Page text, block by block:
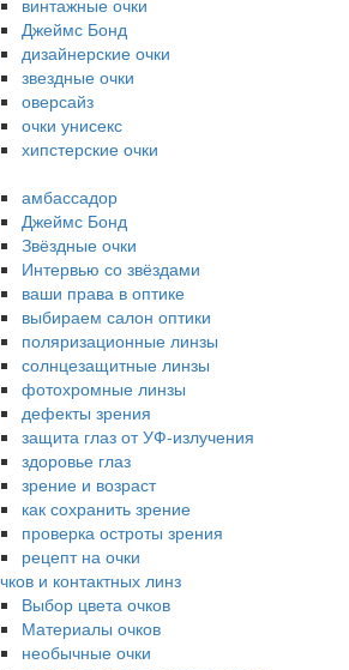
винтажные очки
Джеймс Бонд
дизайнерские очки
звездные очки
оверсайз
очки унисекс
хипстерские очки
амбассадор
Джеймс Бонд
Звёздные очки
Интервью со звёздами
ваши права в оптике
выбираем салон оптики
поляризационные линзы
солнцезащитные линзы
фотохромные линзы
дефекты зрения
защита глаз от УФ-излучения
здоровье глаз
зрение и возраст
как сохранить зрение
проверка остроты зрения
рецепт на очки
и контактных линз
Выбор цвета очков
Материалы очков
необычные очки